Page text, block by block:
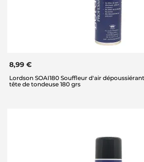
8,99 €
Lordson SOAI180 Souffleur d'air
tête de tondeuse 180 grs